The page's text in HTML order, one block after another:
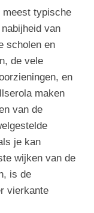
typische
van
scholen en
de vele
en
maken
van de
je kan
wijken van de
is de
vierkante